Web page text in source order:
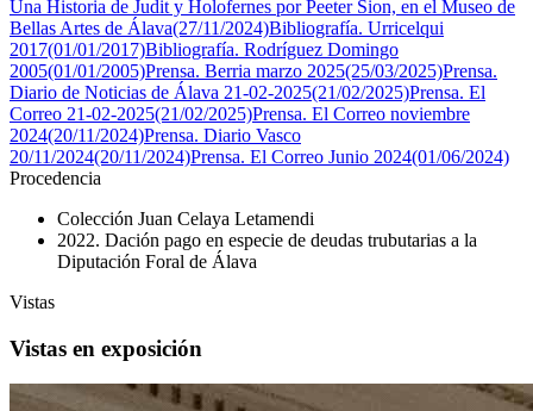
Una Historia de Judit y Holofernes por Peeter Sion, en el Museo de
Bellas Artes de Álava(27/11/2024)Bibliografía. Urricelqui
2017(01/01/2017)Bibliografía. Rodríguez Domingo
2005(01/01/2005)Prensa. Berria marzo 2025(25/03/2025)Prensa.
Diario de Noticias de Álava 21-02-2025(21/02/2025)Prensa. El
Correo 21-02-2025(21/02/2025)Prensa. El Correo noviembre
2024(20/11/2024)Prensa. Diario Vasco
20/11/2024(20/11/2024)Prensa. El Correo Junio 2024(01/06/2024)
Procedencia
Colección Juan Celaya Letamendi
2022. Dación pago en especie de deudas trubutarias a la
Diputación Foral de Álava
Vistas
Vistas en exposición